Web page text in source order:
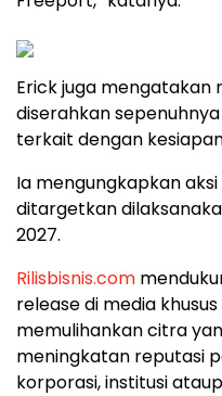
Erick juga mengatakan
diserahkan
terkait dengan
Ia mengungkapkan
ditargetkan
2027.
Rilisbisnis.com
release di media
memulihankan citra
meningkatan reputasi
korporasi, institusi